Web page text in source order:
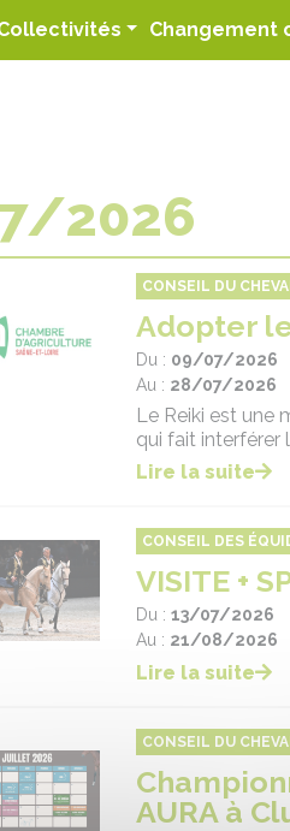
Changement
2026
CONSEIL DU
Adopter
Du : 09/07/2026
Au : 28/07/2026
Le Reiki est une
qui fait interférer
Lire la suite
CONSEIL DES
VISITE +
Du : 13/07/2026
Au : 21/08/2026
Lire la suite
CONSEIL DU
AURA à